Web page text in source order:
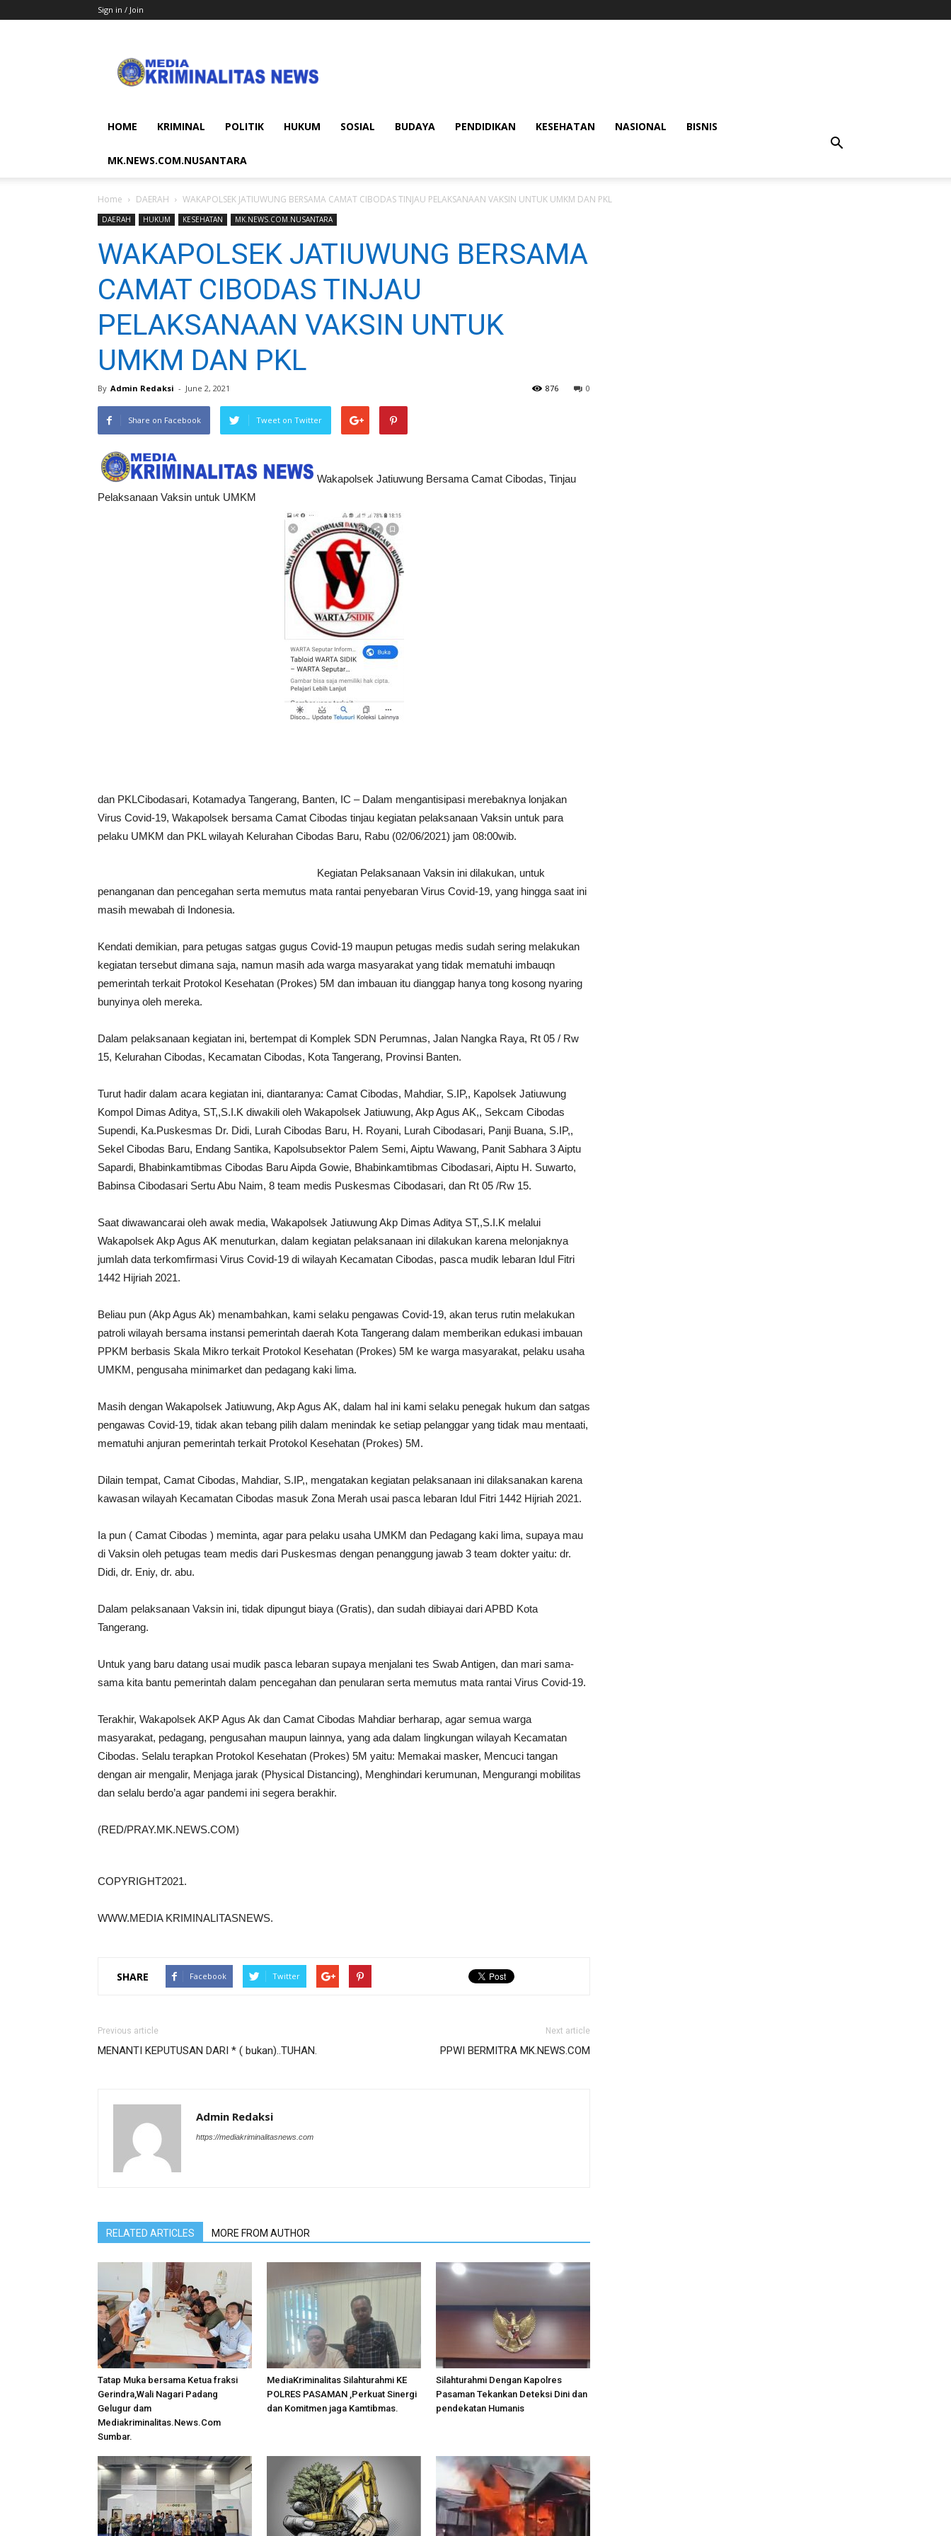
Sign in / Join
KRIMINALITAS
NEWS
HOME KRIMINAL POLITIK HUKUM SOSIAL BUDAYA PENDIDIKAN KESEHATAN NASIONAL BISNIS
MK.NEWS.COM.NUSANTARA
Home DAERAH WAKAPOLSEK JATIUWUNG BERSAMA CAMAT CIBODAS TINJAU PELAKSANAAN VAKSIN UNTUK UMKM DAN PKL
DAERAH HUKUM KESEHATAN MK.NEWS.COM.NUSANTARA
WAKAPOLSEK JATIUWUNG BERSAMA
CAMAT CIBODAS TINJAU
PELAKSANAAN VAKSIN UNTUK
UMKM DAN PKL
By Admin Redaksi - June 2, 2021 0
876
Share on Facebook Tweet on Twitter
Wakapolsek Jatiuwung Bersama Camat Cibodas, Tinjau
Pelaksanaan Vaksin untuk UMKM
dan PKLCibodasari, Kotamadya Tangerang, Banten, IC – Dalam mengantisipasi merebaknya lonjakan
Virus Covid-19, Wakapolsek bersama Camat Cibodas tinjau kegiatan pelaksanaan Vaksin untuk para
pelaku UMKM dan PKL wilayah Kelurahan Cibodas Baru, Rabu (02/06/2021) jam 08:00wib.
Kegiatan Pelaksanaan Vaksin ini dilakukan, untuk
penanganan dan pencegahan serta memutus mata rantai penyebaran Virus Covid-19, yang hingga saat ini
masih mewabah di Indonesia.
Kendati demikian, para petugas satgas gugus Covid-19 maupun petugas medis sudah sering melakukan
kegiatan tersebut dimana saja, namun masih ada warga masyarakat yang tidak mematuhi imbauqn
pemerintah terkait Protokol Kesehatan (Prokes) 5M dan imbauan itu dianggap hanya tong kosong nyaring
bunyinya oleh mereka.
Dalam pelaksanaan kegiatan ini, bertempat di Komplek SDN Perumnas, Jalan Nangka Raya, Rt 05 / Rw
15, Kelurahan Cibodas, Kecamatan Cibodas, Kota Tangerang, Provinsi Banten.
Turut hadir dalam acara kegiatan ini, diantaranya: Camat Cibodas, Mahdiar, S.IP,, Kapolsek Jatiuwung
Kompol Dimas Aditya, ST,,S.I.K diwakili oleh Wakapolsek Jatiuwung, Akp Agus AK,, Sekcam Cibodas
Supendi, Ka.Puskesmas Dr. Didi, Lurah Cibodas Baru, H. Royani, Lurah Cibodasari, Panji Buana, S.IP,,
Sekel Cibodas Baru, Endang Santika, Kapolsubsektor Palem Semi, Aiptu Wawang, Panit Sabhara 3 Aiptu
Sapardi, Bhabinkamtibmas Cibodas Baru Aipda Gowie, Bhabinkamtibmas Cibodasari, Aiptu H. Suwarto,
Babinsa Cibodasari Sertu Abu Naim, 8 team medis Puskesmas Cibodasari, dan Rt 05 /Rw 15.
Saat diwawancarai oleh awak media, Wakapolsek Jatiuwung Akp Dimas Aditya ST,,S.I.K melalui
Wakapolsek Akp Agus AK menuturkan, dalam kegiatan pelaksanaan ini dilakukan karena melonjaknya
jumlah data terkomfirmasi Virus Covid-19 di wilayah Kecamatan Cibodas, pasca mudik lebaran Idul Fitri
1442 Hijriah 2021.
Beliau pun (Akp Agus Ak) menambahkan, kami selaku pengawas Covid-19, akan terus rutin melakukan
patroli wilayah bersama instansi pemerintah daerah Kota Tangerang dalam memberikan edukasi imbauan
PPKM berbasis Skala Mikro terkait Protokol Kesehatan (Prokes) 5M ke warga masyarakat, pelaku usaha
UMKM, pengusaha minimarket dan pedagang kaki lima.
Masih dengan Wakapolsek Jatiuwung, Akp Agus AK, dalam hal ini kami selaku penegak hukum dan satgas
pengawas Covid-19, tidak akan tebang pilih dalam menindak ke setiap pelanggar yang tidak mau mentaati,
mematuhi anjuran pemerintah terkait Protokol Kesehatan (Prokes) 5M.
Dilain tempat, Camat Cibodas, Mahdiar, S.IP,, mengatakan kegiatan pelaksanaan ini dilaksanakan karena
kawasan wilayah Kecamatan Cibodas masuk Zona Merah usai pasca lebaran Idul Fitri 1442 Hijriah 2021.
Ia pun ( Camat Cibodas ) meminta, agar para pelaku usaha UMKM dan Pedagang kaki lima, supaya mau
di Vaksin oleh petugas team medis dari Puskesmas dengan penanggung jawab 3 team dokter yaitu: dr.
Didi, dr. Eniy, dr. abu.
Dalam pelaksanaan Vaksin ini, tidak dipungut biaya (Gratis), dan sudah dibiayai dari APBD Kota
Tangerang.
Untuk yang baru datang usai mudik pasca lebaran supaya menjalani tes Swab Antigen, dan mari sama-
sama kita bantu pemerintah dalam pencegahan dan penularan serta memutus mata rantai Virus Covid-19.
Terakhir, Wakapolsek AKP Agus Ak dan Camat Cibodas Mahdiar berharap, agar semua warga
masyarakat, pedagang, pengusahan maupun lainnya, yang ada dalam lingkungan wilayah Kecamatan
Cibodas. Selalu terapkan Protokol Kesehatan (Prokes) 5M yaitu: Memakai masker, Mencuci tangan
dengan air mengalir, Menjaga jarak (Physical Distancing), Menghindari kerumunan, Mengurangi mobilitas
dan selalu berdo’a agar pandemi ini segera berakhir.
(RED/PRAY.MK.NEWS.COM)
COPYRIGHT2021.
WWW.MEDIA KRIMINALITASNEWS.
SHARE Facebook Twitter
Previous article
MENANTI KEPUTUSAN DARI * ( bukan)..TUHAN.
Next article
PPWI BERMITRA MK.NEWS.COM
Admin Redaksi
https://mediakriminalitasnews.com
RELATED ARTICLES MORE FROM AUTHOR
Tatap Muka bersama Ketua fraksi
Gerindra,Wali Nagari Padang
Gelugur dam
Mediakriminalitas.News.Com
Sumbar.
MediaKriminalitas Silahturahmi KE
POLRES PASAMAN ,Perkuat Sinergi
dan Komitmen jaga Kamtibmas.
Silahturahmi Dengan Kapolres
Pasaman Tekankan Deteksi Dini dan
pendekatan Humanis